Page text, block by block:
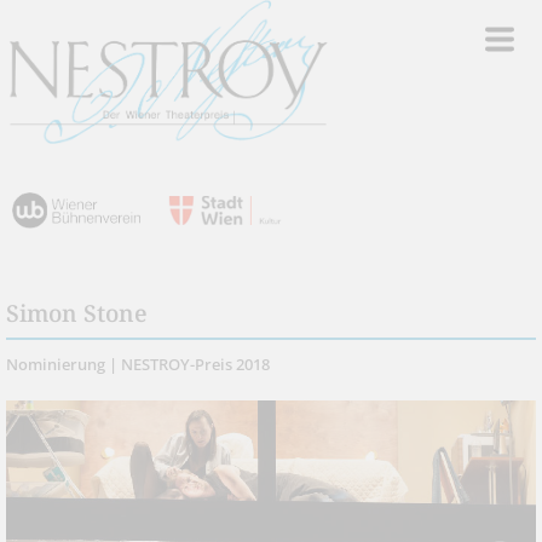
Simon Stone
Nominierung | NESTROY-Preis 2018